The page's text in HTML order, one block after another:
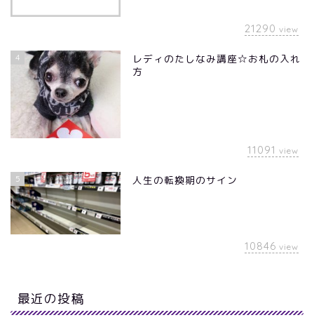
21290 view
4
レディのたしなみ講座☆お札の入れ
方
11091 view
5 人生の転換期のサイン
10846 view
最近の投稿